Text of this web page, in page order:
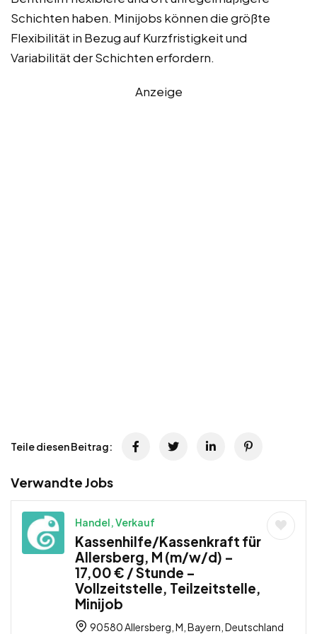
Schichten haben. Minijobs können die größte
Flexibilität in Bezug auf Kurzfristigkeit und
Variabilität der Schichten erfordern.
Anzeige
Teile diesen Beitrag:
Verwandte Jobs
Handel, Verkauf
Kassenhilfe/Kassenkraft für
Allersberg, M (m/w/d) –
17,00 € / Stunde –
Vollzeitstelle, Teilzeitstelle,
Minijob
90580 Allersberg, M, Bayern, Deutschland